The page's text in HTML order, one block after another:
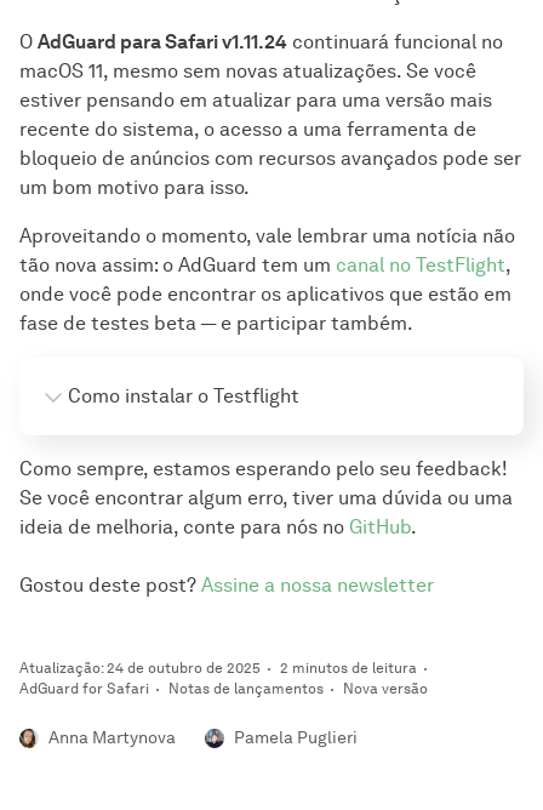
O AdGuard para Safari v1.11.24 continuará funcional no
macOS 11, mesmo sem novas atualizações. Se você
estiver pensando em atualizar para uma versão mais
recente do sistema, o acesso a uma ferramenta de
bloqueio de anúncios com recursos avançados pode ser
um bom motivo para isso.
Aproveitando o momento, vale lembrar uma notícia não
tão nova assim: o AdGuard tem um canal no TestFlight,
onde você pode encontrar os aplicativos que estão em
fase de testes beta — e participar também.
Como instalar o Testflight
TestFlight
Mac.
Clique neste
Como sempre, estamos esperando pelo seu feedback!
Se você encontrar algum erro, tiver uma dúvida ou uma
ideia de melhoria, conte para nós no GitHub.
Gostou deste post? Assine a nossa newsletter
Atualização: 24 de outubro de 2025
2 minutos de leitura
AdGuard for Safari
Notas de lançamentos Nova versão
Anna Martynova Pamela Puglieri